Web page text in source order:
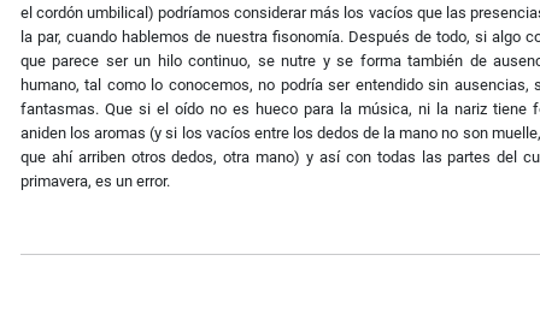
el cordón umbilical) podríamos considerar más los vacíos que las
la par, cuando hablemos de nuestra fisonomía. Después de todo, si algo
que parece ser un hilo continuo, se nutre y se forma también de
humano, tal como lo conocemos, no podría ser entendido sin ausencias,
fantasmas. Que si el oído no es hueco para la música, ni la nariz tiene
aniden los aromas (y si los vacíos entre los dedos de la mano no son
que ahí arriben otros dedos, otra mano) y así con todas las partes del
primavera, es un error.